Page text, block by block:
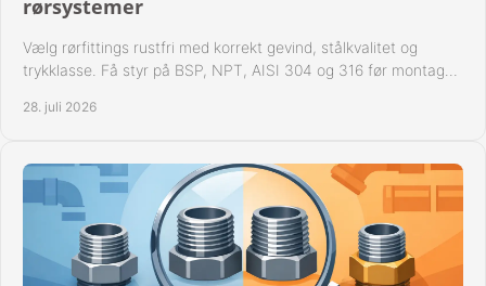
rørsystemer
Vælg rørfittings rustfri med korrekt gevind, stålkvalitet og
trykklasse. Få styr på BSP, NPT, AISI 304 og 316 før montage
28. juli 2026